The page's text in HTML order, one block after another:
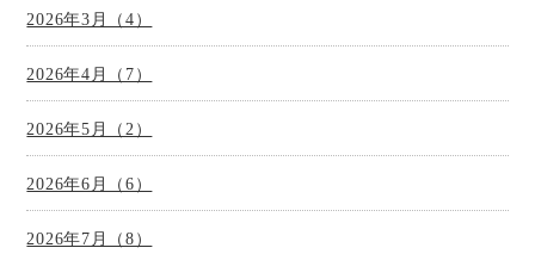
2026年3月（4）
2026年4月（7）
2026年5月（2）
2026年6月（6）
2026年7月（8）